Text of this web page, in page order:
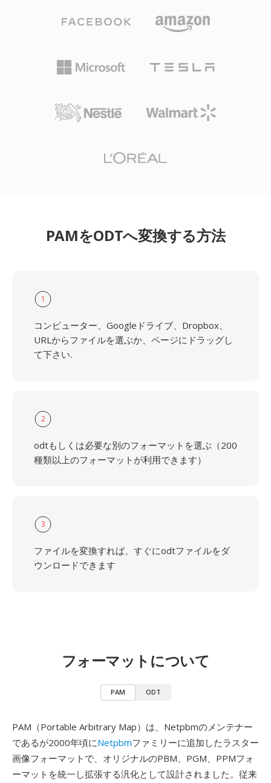
PAMをODTへ変換する方法
1
コンピューター、Googleドライブ、Dropbox、
URLからファイルを選ぶか、ページにドラッグし
て下さい.
2
odtもしくは必要な別のフォーマットを選ぶ（200
種類以上のフォーマットが利用できます）
3
ファイルを変換すれば、すぐにodtファイルをダ
ウンロードできます
フォーマットについて
PAM ODT
PAM（Portable Arbitrary Map）は、Netpbmのメンテナー
であるが2000年頃にNetpbmファミリーに追加したラスター
画像フォーマットで、オリジナルのPBM、PGM、PPMフォ
ーマットを統一し拡張する汎化として設計されました。従来